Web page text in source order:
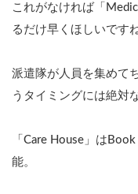
これがなければ「
るだけ早くほしいですね
派遣隊が人員を集めて
うタイミングには絶対
「Care House」は
能。